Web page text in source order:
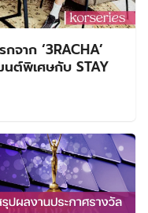
จาก ‘3RACHA’
นต์พิเศษกับ STAY